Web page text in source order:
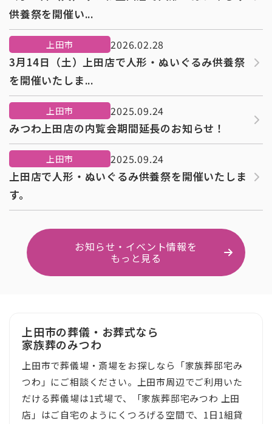
供養祭を開催い...
2026.02.28
上田市
3月14日（土）上田店で人形・ぬいぐるみ供養祭
を開催いたしま...
2025.09.24
上田市
みつわ上田店の内覧会期間延長のお知らせ！
2025.09.24
上田市
上田店で人形・ぬいぐるみ供養祭を開催いたしま
す。
お知らせ・イベント情報を
もっと見る
上田市の葬儀・お葬式なら
家族葬のみつわ
上田市で葬儀場・斎場をお探しなら「家族葬邸宅み
つわ」にご相談ください。上田市周辺でご利用いた
だける葬儀場は1式場で、「家族葬邸宅みつわ 上田
店」はご自宅のようにくつろげる空間で、1日1組貸